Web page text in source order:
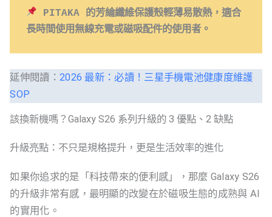
PITAKA 的芳綸纖維保護殼輕薄易散熱，適合
長時間使用無線充電或磁吸配件的使用者。
延伸閱讀： 2026 最新：必讀！三星手機電池健康度維護
SOP
該換新機嗎？Galaxy S26 系列升級的 3 優點、2 缺點
升級亮點：不只是規格提升，更是生活效率的進化
如果你追求的是「科技帶來的便利感」，那麼 Galaxy S26
的升級非常有感，最明顯的改變在於磁吸生態的成熟與 AI
的實用化。